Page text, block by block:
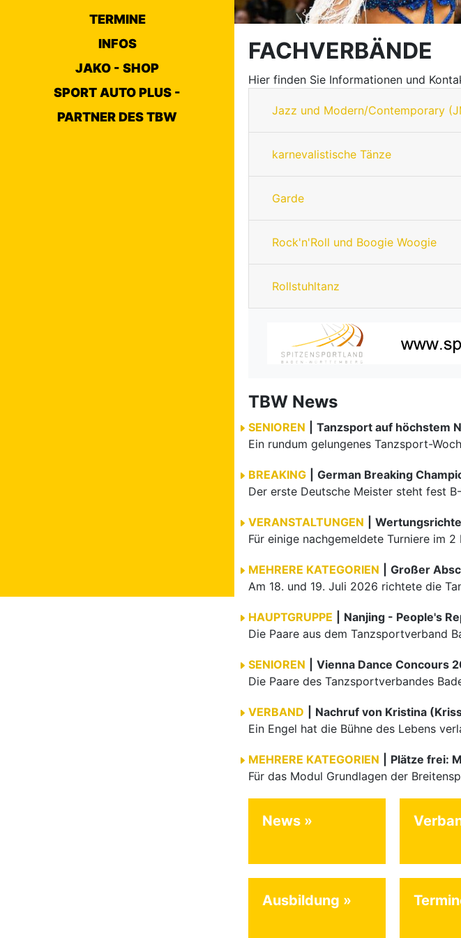
TERMINE
INFOS
JAKO - SHOP
SPORT AUTO PLUS -
PARTNER DES TBW
FACHVERBÄNDE
Hier finden Sie Informationen und
Jazz und Modern/Contemporary
karnevalistische Tänze
Garde
Rock'n'Roll und Boogie Woogie
Rollstuhltanz
TBW News
SENIOREN
BREAKING
German Breaking
VERANSTALTUNGEN
MEHRERE KATEGORIEN
Großer
HAUPTGRUPPE
Nanjing - People's
SENIOREN
Vienna Dance Concours
VERBAND
Nachruf von Kristina
MEHRERE KATEGORIEN
Plätze frei:
News
Ausbildung